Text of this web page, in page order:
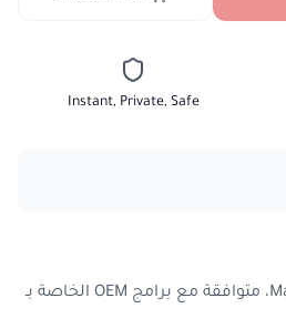
Instant, Private, Safe
VCMII 2 in 1 عبارة عن واجهة تشخيص OEM لسيارات Ford وMazda، متوافقة مع برامج OEM الخاصة بـ